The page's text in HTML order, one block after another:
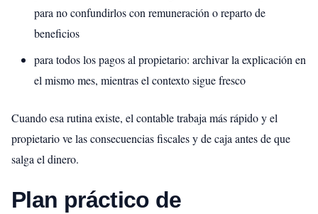
para no confundirlos con remuneración o reparto de
beneficios
para todos los pagos al propietario: archivar la explicación en
el mismo mes, mientras el contexto sigue fresco
Cuando esa rutina existe, el contable trabaja más rápido y el
propietario ve las consecuencias fiscales y de caja antes de que
salga el dinero.
Plan práctico de